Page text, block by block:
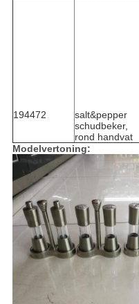
194472
salt&pepper
schudbeker,
rond handvat
Modelvertoning: